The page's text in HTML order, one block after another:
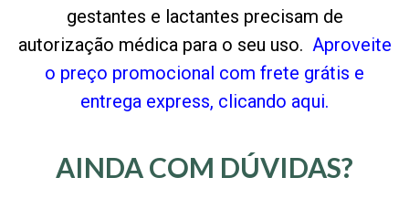
gestantes e lactantes precisam de
autorização médica para o seu uso. Aproveite
o preço promocional com frete grátis e
entrega express, clicando aqui.
AINDA COM DÚVIDAS?